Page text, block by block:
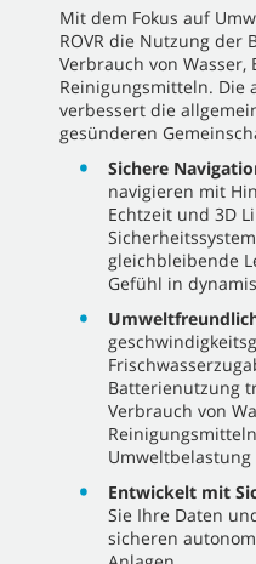
Mit dem Fokus auf
ROVR die Nutzung
Verbrauch von Wasser,
Reinigungsmitteln. Die
verbessert die
gesünderen
Sichere
navigieren mit
Echtzeit und 3D
gleichbleibende
Gefühl in
Batterienutzung
Verbrauch von
Entwickelt mit
Sie Ihre Daten
sicheren